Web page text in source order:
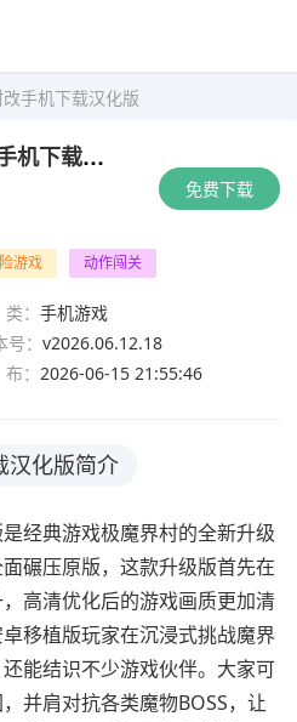
手机下载汉化版
免费下载
极魔界村改手机下载汉化版
游戏 动作闯关
： 手机游戏
： v2026.06.12.18
： 2026-06-15 21:55:46
汉化版简介
经典游戏极魔界村的全新升级
碾压原版，这款升级版首先在
高清优化后的游戏画质更加清
移植版玩家在沉浸式挑战魔界
能结识不少游戏伙伴。大家可
并肩对抗各类魔物BOSS，让